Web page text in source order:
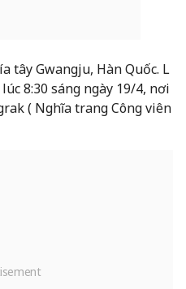
tây Gwangju, Hàn Quốc. L
8:30 sáng ngày 19/4, nơi
( Nghĩa trang Công viên